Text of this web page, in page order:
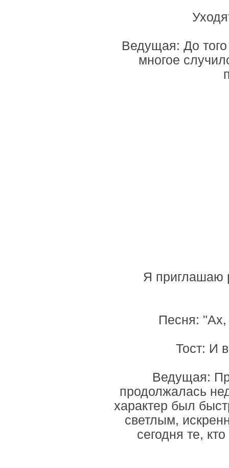
Ведущая: До
многое
Я приглашаю
Песня: "Ах,
Тост: И
Ведущая:
продолжалась
характер был
светлым,
сегодня те,